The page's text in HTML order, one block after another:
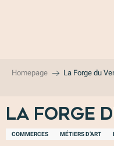
Homepage La Forge du
La Forge
COMMERCES MÉTIERS D’ART